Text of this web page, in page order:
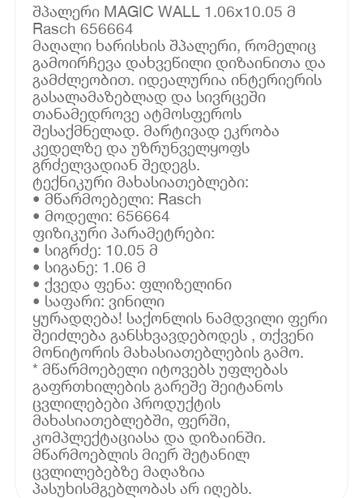
შპალერი MAGIC WALL 1.06x10.05 მ
Rasch 656664
მაღალი ხარისხის შპალერი, რომელიც
გამოირჩევა დახვეწილი დიზაინითა და
გამძლეობით. იდეალურია ინტერიერის
გასალამაზებლად და სივრცეში
თანამედროვე ატმოსფეროს
შესაქმნელად. მარტივად ეკრობა
კედელზე და უზრუნველყოფს
გრძელვადიან შედეგს.
ტექნიკური მახასიათებლები:
• მწარმოებელი: Rasch
• მოდელი: 656664
ფიზიკური პარამეტრები:
• სიგრძე: 10.05 მ
• სიგანე: 1.06 მ
• ქვედა ფენა: ფლიზელინი
• საფარი: ვინილი
ყურადღება! საქონლის ნამდვილი ფერი
შეიძლება განსხვავდებოდეს , თქვენი
მონიტორის მახასიათებლების გამო.
* მწარმოებელი იტოვებს უფლებას
გაფრთხილების გარეშე შეიტანოს
ცვლილებები პროდუქტის
მახასიათებლებში, ფერში,
კომპლექტაციასა და დიზაინში.
მწარმოებლის მიერ შეტანილ
ცვლილებებზე მაღაზია
პასუხისმგებლობას არ იღებს.